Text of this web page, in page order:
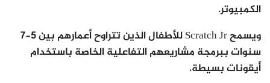
الكمبيوتر.
ويسمح Scratch Jr للأطفال الذين تتراوح أعمارهم بين 5-7
سنوات ببرمجة مشاريعهم التفاعلية الخاصة باستخدام
أيقونات بسيطة.